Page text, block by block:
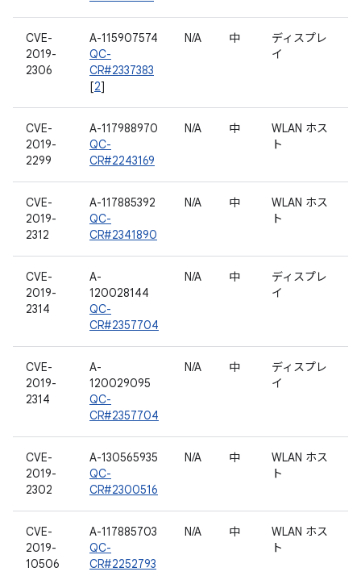
CVE-
2019-
2306
A-115907574
QC-
CR#2337383
[2]
N/A 中
ディスプレ
イ
CVE-
2019-
2299
A-117988970
QC-
CR#2243169
N/A 中
WLAN ホス
ト
CVE-
2019-
2312
A-117885392
QC-
CR#2341890
N/A 中
WLAN ホス
ト
CVE-
2019-
2314
A-
120028144
QC-
CR#2357704
N/A 中
ディスプレ
イ
CVE-
2019-
2314
A-
120029095
QC-
CR#2357704
N/A 中
ディスプレ
イ
CVE-
2019-
2302
A-130565935
QC-
CR#2300516
N/A 中
WLAN ホス
ト
CVE-
2019-
10506
A-117885703
QC-
CR#2252793
N/A 中
WLAN ホス
ト